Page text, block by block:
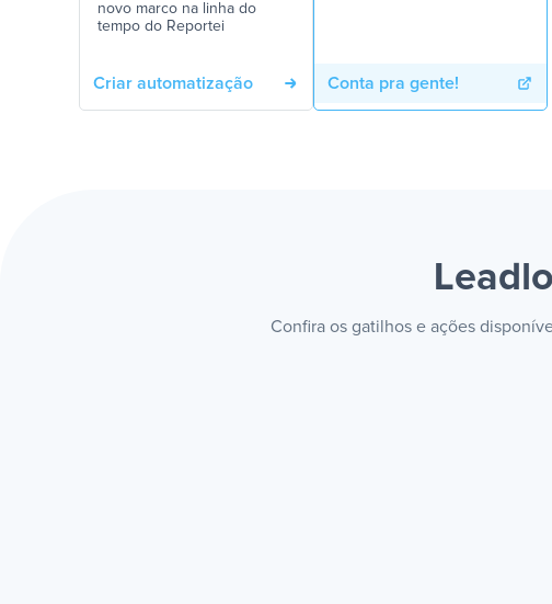
novo marco na linha do
tempo do Reportei
Criar automatização Conta pra gente!
Confira os gatilhos e ações